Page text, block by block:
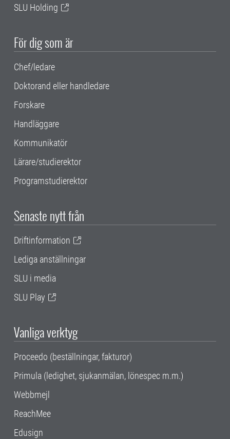
SLU Holding
För dig som är
Chef/ledare
Doktorand eller handledare
Forskare
Handläggare
Kommunikatör
Lärare/studierektor
Programstudierektor
Senaste nytt från
Driftinformation
Lediga anställningar
SLU i media
SLU Play
Vanliga verktyg
Proceedo (beställningar, fakturor)
Primula (ledighet, sjukanmälan, lönespec m.m.)
Webbmejl
ReachMee
Edusign